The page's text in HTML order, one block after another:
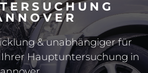
TE R S UCHU N G
NNOVER
& unabhängiger für
Hauptuntersuchung in